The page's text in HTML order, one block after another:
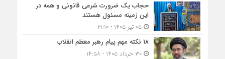
حجاب یک ضرورت شرعی قانونی و همه در
این زمینه مسئول هستند
۰۵ تیر ۱۴۰۵ - ۲۱:۱۰
۱۸ نکته مهم پیام رهبر معظم انقلاب
۳۰ خرداد ۱۴۰۵ - ۱۴:۵۸